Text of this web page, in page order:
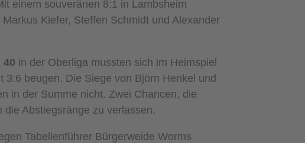
einem souveränen 8:1 in Lambsheim
Kiefer, Steffen Schmidt und Alexander
40 in der Oberliga mussten sich im Heimspiel
beugen. Die Siege von Björn Henkel und
in der Summe nicht. Zwei Chancen, die
Abstiegsränge zu verlassen.
Tabellenführer Bürgerweide Worms